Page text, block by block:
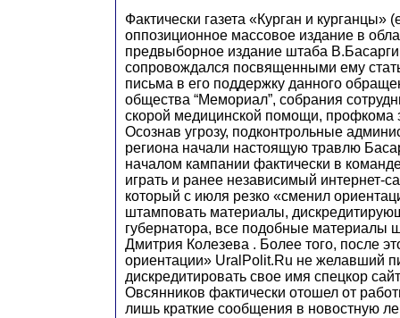
Фактически газета «Курган и курганцы»
оппозиционное массовое издание в
предвыборное издание штаба
сопровождался посвященными ему
письма в его поддержку данного
общества “Мемориал”, собрания
скорой медицинской помощи, профкома
Осознав угрозу, подконтрольные
региона начали настоящую травлю
началом кампании фактически в
играть и ранее независимый интернет-
который c июля резко «сменил
штамповать материалы,
губернатора, все подобные материалы
Дмитрия Колезева . Более того, после
ориентации» UralPolit.Ru не желавший
дискредитировать свое имя спецкор
Овсянников фактически отошел от
лишь краткие сообщения в новостную